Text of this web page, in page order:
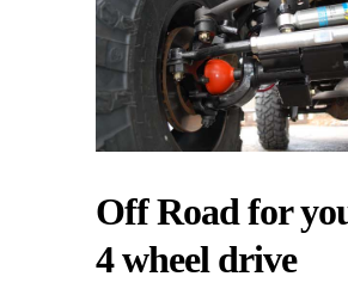
Off Road for
4 wheel drive